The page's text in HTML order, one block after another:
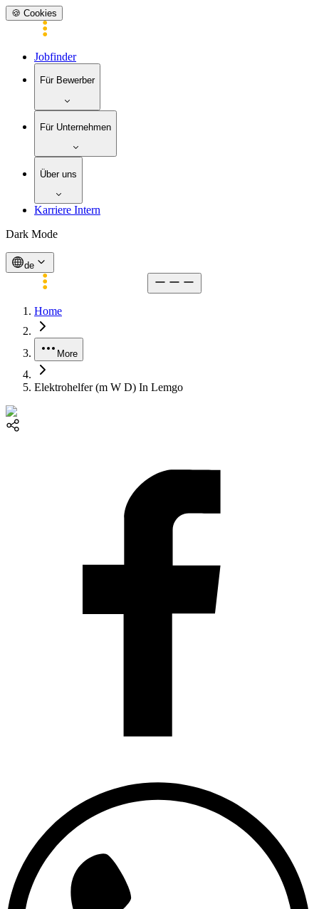
🍪 Cookies
Jobfinder
Für Bewerber
Für Unternehmen
Über uns
Karriere Intern
Dark Mode
de
Home
More
Elektrohelfer (m W D) In Lemgo